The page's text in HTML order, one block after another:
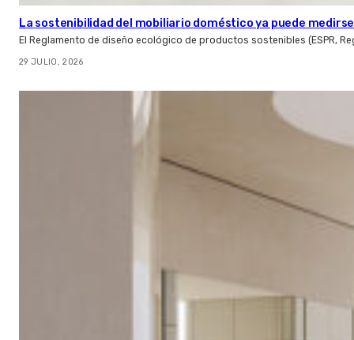
La sostenibilidad del mobiliario doméstico ya puede
El Reglamento de diseño ecológico de productos sostenibles (ESPR,
29 JULIO, 2026